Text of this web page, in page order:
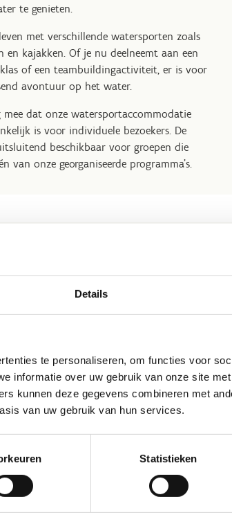
Details
te personaliseren, om functies voor
informatie over uw gebruik van onze site
kunnen deze gegevens combineren met
van uw gebruik van hun services.
Statistieken
te genieten.
met verschillende watersporten zoals
en kajakken. Of je nu deelneemt aan een
of een teambuildingactiviteit, er is voor
avontuur op het water.
mee dat onze watersportaccommodatie
is voor individuele bezoekers. De
beschikbaar voor groepen die
van onze georganiseerde programma’s.
vereniging of federatie een stage met
alles wat je nodig hebt voor avontuurlijke
voor allerlei indoorsporten biedt onze
faciliteiten.
graag de mogelijkheden en stellen we met